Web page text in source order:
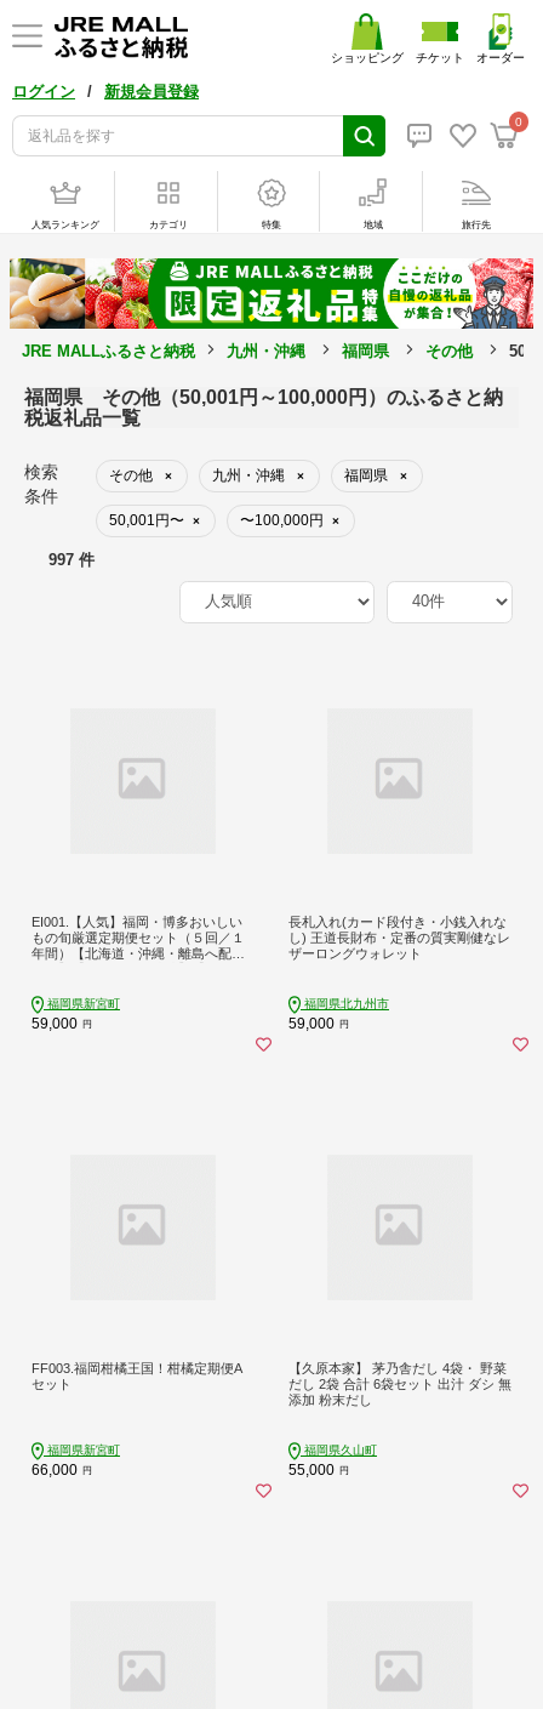
ログイン / 新規会員登録
0
ショッピング チケット オーダー
人気ランキング カテゴリ 特集 地域 旅行先
JRE MALLふるさと納税 九州・沖縄 福岡県 その他
福岡県 その他（50,001円～100,000円）のふるさと納
税返礼品一覧
検索
条件
その他 × 九州・沖縄 × 福岡県 ×
50,001円〜 × 〜100,000円 ×
997 件
EI001.【人気】福岡・博多おいしい
もの旬厳選定期便セット（５回／１
年間）【北海道・沖縄・離島へ配送
おう】
福岡県新宮町
59,000 円
長札入れ(カード段付き・小銭入れな
し) 王道長財布・定番の質実剛健なレ
ザーロングウォレット
福岡県北九州市
59,000 円
FF003.福岡柑橘王国！柑橘定期便A
セット
福岡県新宮町
66,000 円
【久原本家】 茅乃舎だし 4袋・ 野菜
だし 2袋 合計 6袋セット 出汁 ダシ 無
添加 粉末だし
福岡県久山町
55,000 円